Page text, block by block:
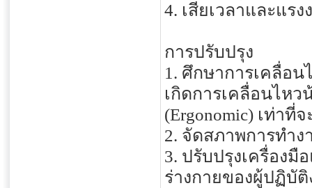
4. เสียเวลาและแร
การปรับปรุง
1. ศึกษาการเคลื่อน
เกิดการเคลื่อนไห
(Ergonomic) เท่าที่
2. จัดสภาพการทำง
3. ปรับปรุงเครื่อง
ร่างกายของผู้ปฏิบัติ